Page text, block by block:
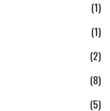
(1)
(1)
(2)
(8)
(5)